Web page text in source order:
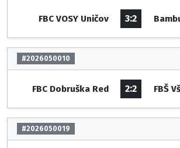
FBC VOSY Uničov 3:2
#2026050010
FBC Dobruška Red 2:2 FBŠ
#2026050019